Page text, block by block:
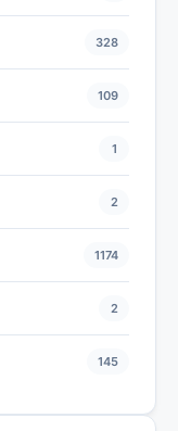
328
109
1
2
1174
2
145